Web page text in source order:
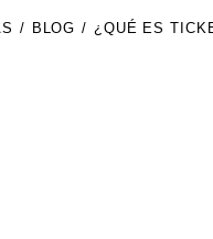
BLOG ¿QUÉ ES